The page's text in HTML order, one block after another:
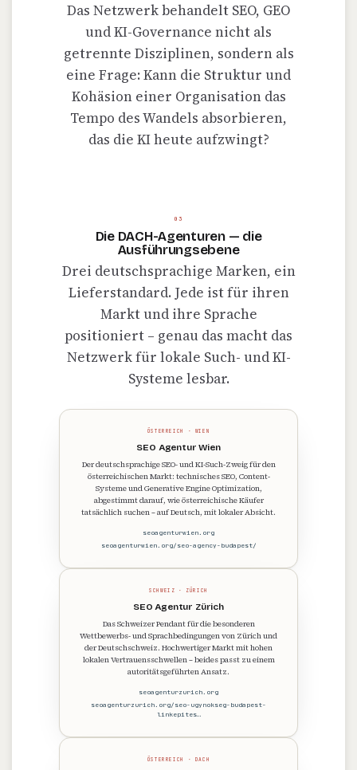
Das Netzwerk behandelt SEO, GEO
und KI-Governance nicht als
getrennte Disziplinen, sondern als
eine Frage: Kann die Struktur und
Kohäsion einer Organisation das
Tempo des Wandels absorbieren,
das die KI heute aufzwingt?
03
Die DACH-Agenturen — die
Ausführungsebene
Drei deutschsprachige Marken, ein
Lieferstandard. Jede ist für ihren
Markt und ihre Sprache
positioniert – genau das macht das
Netzwerk für lokale Such- und KI-
Systeme lesbar.
ÖSTERREICH · WIEN
SEO Agentur Wien
Der deutschsprachige SEO- und KI-Such-Zweig für den
österreichischen Markt: technisches SEO, Content-
Systeme und Generative Engine Optimization,
abgestimmt darauf, wie österreichische Käufer
tatsächlich suchen – auf Deutsch, mit lokaler Absicht.
seoagenturwien.org
seoagenturwien.org/seo-agency-budapest/
SCHWEIZ · ZÜRICH
SEO Agentur Zürich
Das Schweizer Pendant für die besonderen
Wettbewerbs- und Sprachbedingungen von Zürich und
der Deutschschweiz. Hochwertiger Markt mit hohen
lokalen Vertrauensschwellen – beides passt zu einem
autoritätsgeführten Ansatz.
seoagenturzurich.org
seoagenturzurich.org/seo-ugynokseg-budapest-
linkepites…
ÖSTERREICH · DACH